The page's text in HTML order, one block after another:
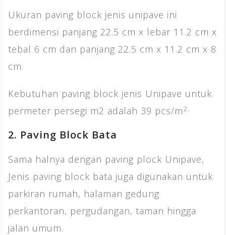
Ukuran paving block jenis unipave ini
berdimensi panjang 22.5 cm x lebar 11.2 cm x
tebal 6 cm dan panjang 22.5 cm x 11.2 cm x 8
cm.
Kebutuhan paving block jenis Unipave untuk
permeter persegi m2 adalah 39 pcs/m2.
2. Paving Block Bata
Sama halnya dengan paving plock Unipave,
Jenis paving block bata juga digunakan untuk
parkiran rumah, halaman gedung
perkantoran, pergudangan, taman hingga
jalan umum.